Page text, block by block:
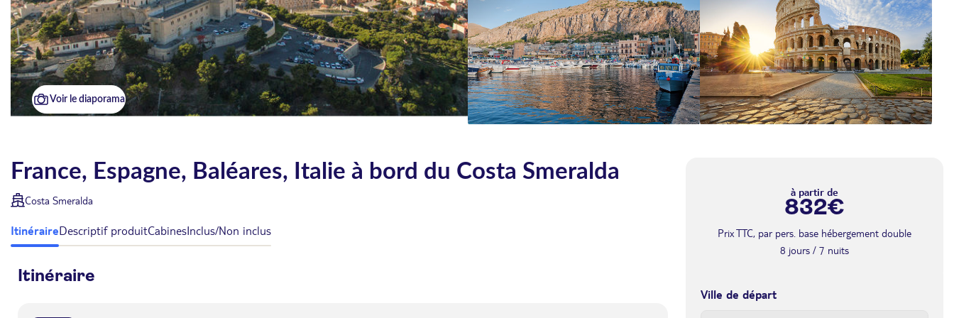
Voir le diaporama
France, Espagne, Baléares, Italie à bord du Costa Smeralda
Costa Smeralda
ItinéraireDescriptif produitCabinesInclus/Non inclus
Itinéraire
à partir de
832€
Prix TTC, par pers. base hébergement double
8 jours / 7 nuits
Ville de départ